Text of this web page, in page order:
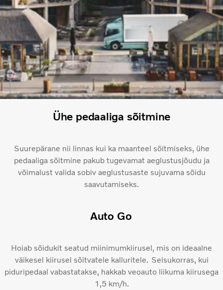
Ühe pedaaliga sõitmine
Suurepärane nii linnas kui ka maanteel sõitmiseks, ühe
pedaaliga sõitmine pakub tugevamat aeglustusjõudu ja
võimalust valida sobiv aeglustusaste sujuvama sõidu
saavutamiseks.
Auto Go
Hoiab sõidukit seatud miinimumkiirusel, mis on ideaalne
väikesel kiirusel sõitvatele kalluritele. Seisukorras, kui
piduripedaal vabastatakse, hakkab veoauto liikuma kiirusega
1,5 km/h.